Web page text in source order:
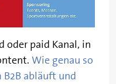
oder paid Kanal, in
Wie genau so
abläuft und